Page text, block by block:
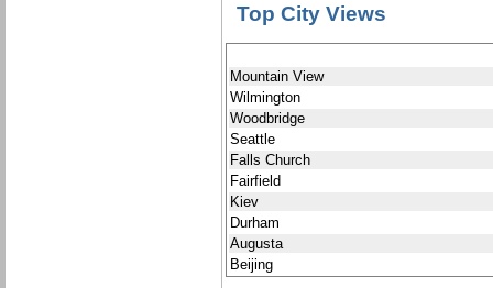
Top City Views
Mountain View
Wilmington
Woodbridge
Seattle
Falls Church
Fairfield
Kiev
Durham
Augusta
Beijing